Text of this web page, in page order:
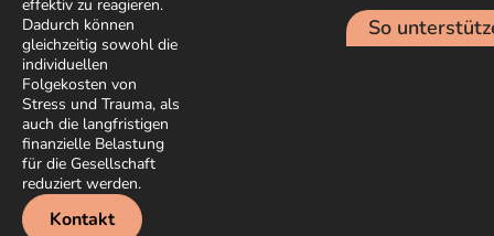
effektiv zu reagieren.
Dadurch können
gleichzeitig sowohl die
individuellen
Folgekosten von
Stress und Trauma, als
auch die langfristigen
finanzielle Belastung
für die Gesellschaft
reduziert werden.
Kontakt
So